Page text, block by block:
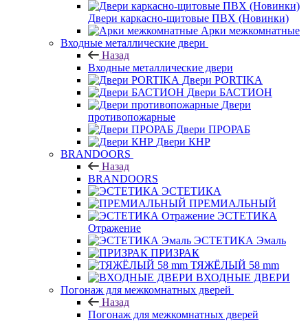
Двери каркасно-щитовые ПВХ (Новинки)
Арки межкомнатные
Входные металлические двери
Назад
Входные металлические двери
Двери PORTIKA
Двери БАСТИОН
Двери
противопожарные
Двери ПРОРАБ
Двери КНР
BRANDOORS
Назад
BRANDOORS
ЭСТЕТИКА
ПРЕМИАЛЬНЫЙ
ЭСТЕТИКА
Отражение
ЭСТЕТИКА Эмаль
ПРИЗРАК
ТЯЖЁЛЫЙ 58 mm
ВХОДНЫЕ ДВЕРИ
Погонаж для межкомнатных дверей
Назад
Погонаж для межкомнатных дверей